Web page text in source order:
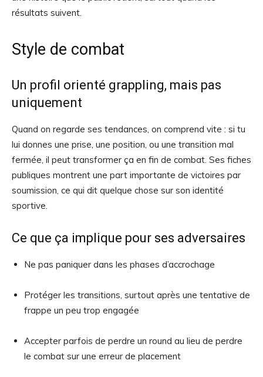
résultats suivent.
Style de combat
Un profil orienté grappling, mais pas
uniquement
Quand on regarde ses tendances, on comprend vite : si tu
lui donnes une prise, une position, ou une transition mal
fermée, il peut transformer ça en fin de combat. Ses fiches
publiques montrent une part importante de victoires par
soumission, ce qui dit quelque chose sur son identité
sportive.
Ce que ça implique pour ses adversaires
Ne pas paniquer dans les phases d’accrochage
Protéger les transitions, surtout après une tentative de
frappe un peu trop engagée
Accepter parfois de perdre un round au lieu de perdre
le combat sur une erreur de placement